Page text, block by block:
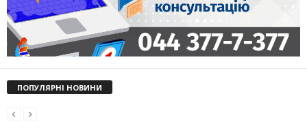
ПОПУЛЯРНІ НОВИНИ